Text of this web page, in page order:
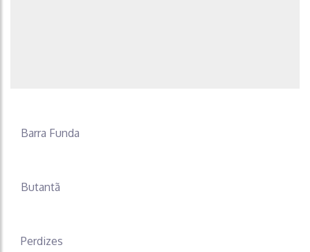
Barra Funda
Butantã
Perdizes